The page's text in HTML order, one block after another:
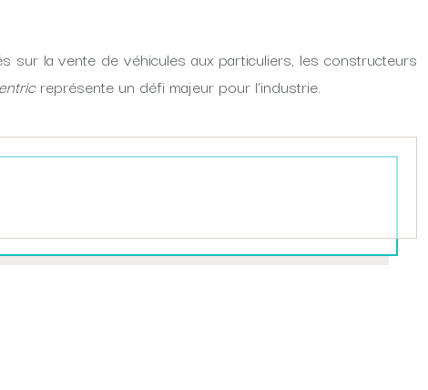
sur la vente de véhicules aux particuliers, les constructeurs
représente un défi majeur pour l’industrie.